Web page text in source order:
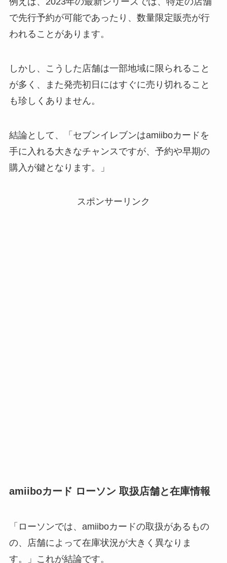
で先行予約が可能であったり、数量限定販売が行
われることがあります。
しかし、こうした店舗は一部地域に限られること
が多く、また発売初日にはすぐに売り切れること
も珍しくありません。
結論として、「セブンイレブンはamiiboカードを
手に入れる大きなチャンスですが、予約や早期の
購入が鍵となります。」
スポンサーリンク
amiiboカード ローソン 取扱店舗と在庫情報
「ローソンでは、amiiboカードの取扱があるもの
の、店舗によって在庫状況が大きく異なりま
す。」これが結論です。